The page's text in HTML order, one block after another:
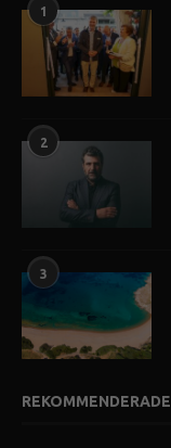
1
2
3
REKOMMENDERADE